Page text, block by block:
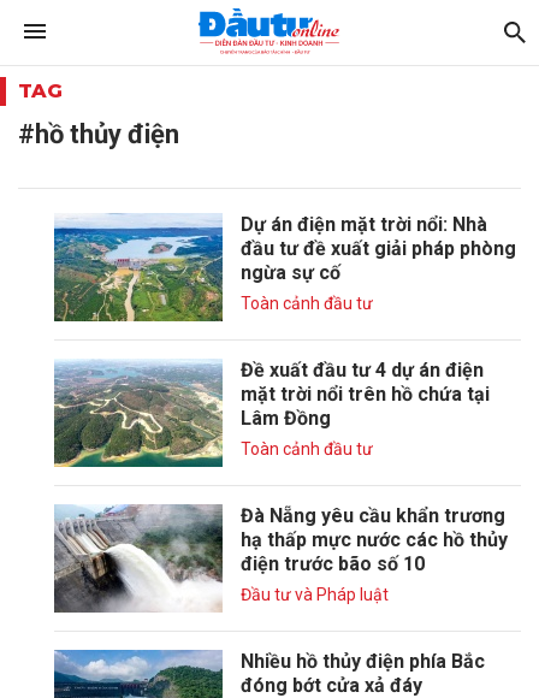
TAG
#hồ thủy điện
Dự án điện mặt trời nổi: Nhà
đầu tư đề xuất giải pháp phòng
ngừa sự cố
Toàn cảnh đầu tư
Đề xuất đầu tư 4 dự án điện
mặt trời nổi trên hồ chứa tại
Lâm Đồng
Toàn cảnh đầu tư
Đà Nẵng yêu cầu khẩn trương
hạ thấp mực nước các hồ thủy
điện trước bão số 10
Đầu tư và Pháp luật
Nhiều hồ thủy điện phía Bắc
đóng bớt cửa xả đáy